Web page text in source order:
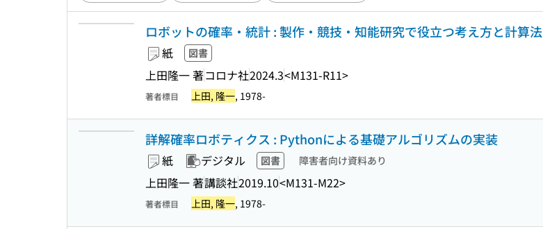
ロボットの確率・統計 : 製作・競技・知能研究で役立つ考え方と計算法
紙 図書
上田隆一 著コロナ社2024.3<M131-R11>
著者標目 上田, 隆一, 1978-
詳解確率ロボティクス : Pythonによる基礎アルゴリズムの実装
紙 デジタル 図書 障害者向け資料あり
上田隆一 著講談社2019.10<M131-M22>
著者標目 上田, 隆一, 1978-